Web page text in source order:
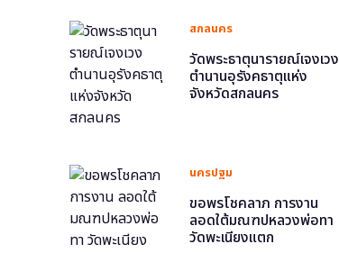
สกลนคร
วัดพระธาตุนารายณ์เจงเวง
ตำนานอุรังคธาตุแห่ง
จังหวัดสกลนคร
นครปฐม
ขอพรโชคลาภ การงาน
ลอดใต้มณฑปหลวงพ่อทา
วัดพะเนียงแตก